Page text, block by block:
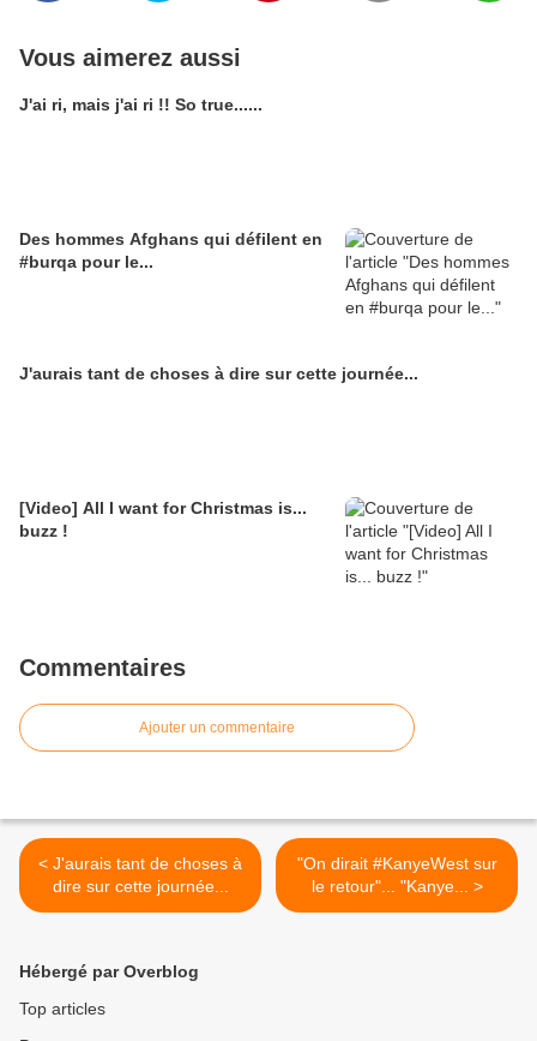
Vous aimerez aussi
J'ai ri, mais j'ai ri !! So true......
Des hommes Afghans qui défilent en
#burqa pour le...
J'aurais tant de choses à dire sur cette journée...
[Video] All I want for Christmas is...
buzz !
Commentaires
Ajouter un commentaire
< J'aurais tant de choses à
dire sur cette journée...
"On dirait #KanyeWest sur
le retour"... "Kanye... >
Hébergé par Overblog
Top articles